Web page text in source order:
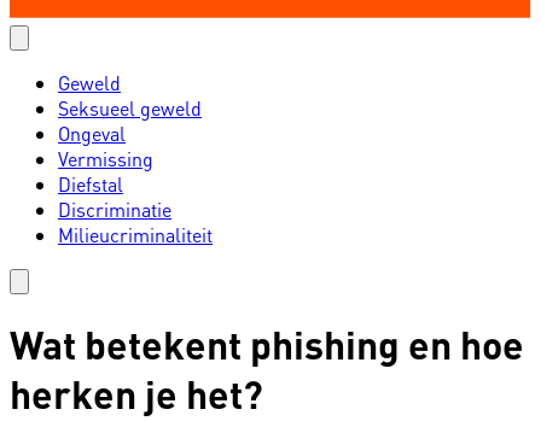
Geweld
Seksueel geweld
Ongeval
Vermissing
Diefstal
Discriminatie
Milieucriminaliteit
Wat betekent phishing en hoe
herken je het?